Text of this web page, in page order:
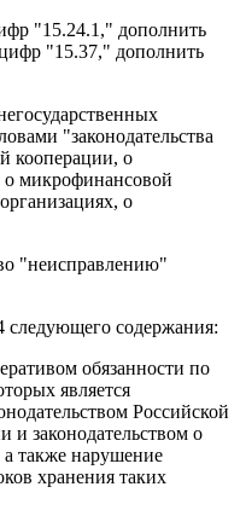
"15.24.1," дополнить
"15.37," дополнить
"законодательства
кооперации, о
о микрофинансовой
о
"неисправлению"
следующего содержания:
обязанности по
является
Российской
и законодательством о
а также нарушение
хранения таких